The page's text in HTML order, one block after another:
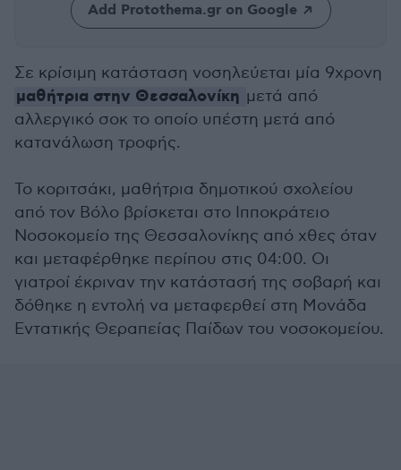
Add Protothema.gr on Google
Σε κρίσιμη κατάσταση νοσηλεύεται μία 9χρονη
μαθήτρια στην Θεσσαλονίκη μετά από
αλλεργικό σοκ το οποίο υπέστη μετά από
κατανάλωση τροφής.
Το κοριτσάκι, μαθήτρια δημοτικού σχολείου
από τον Βόλο βρίσκεται στο Ιπποκράτειο
Νοσοκομείο της Θεσσαλονίκης από χθες όταν
και μεταφέρθηκε περίπου στις 04:00. Οι
γιατροί έκριναν την κατάστασή της σοβαρή και
δόθηκε η εντολή να μεταφερθεί στη Μονάδα
Εντατικής Θεραπείας Παίδων του νοσοκομείου.